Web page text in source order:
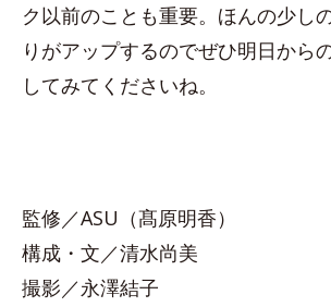
ク以前のことも重要。ほんの少し
りがアップするのでぜひ明日から
してみてくださいね。
監修／ASU（髙原明香）
構成・文／清水尚美
撮影／永澤結子